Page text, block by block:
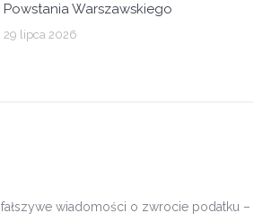
Powstania Warszawskiego
29 lipca 2026
fałszywe wiadomości o zwrocie podatku –